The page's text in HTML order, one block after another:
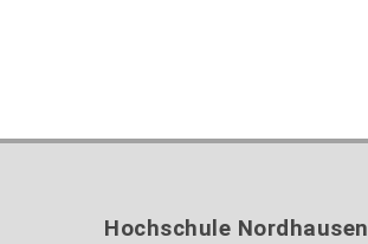
Hochschule Nordhausen